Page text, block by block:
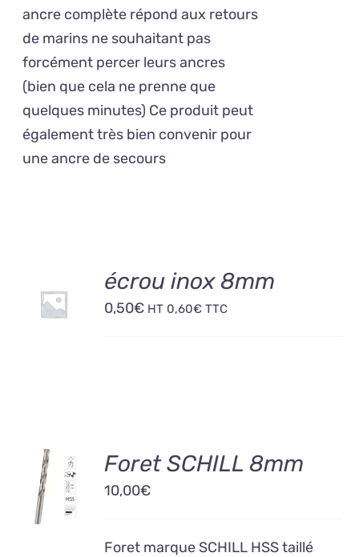
PRODUIT
ancre complète répond aux retours
de marins ne souhaitant pas
forcément percer leurs ancres
(bien que cela ne prenne que
quelques minutes) Ce produit peut
également très bien convenir pour
une ancre de secours
AU
PANIER
écrou inox 8mm
0,50€ HT 0,60€ TTC
AJOUTER
AU
PANIER
DÉTAILS
Foret SCHILL 8mm
10,00€
Foret marque SCHILL HSS taillé